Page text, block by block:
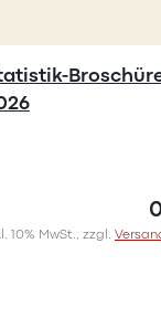
10% MwSt., zzgl.